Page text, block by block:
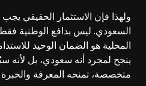
ولهذا فإن الاستثمار الحقيقي
السعودي. ليس بدافع الوطنية
المحلية هو الضمان الوحيد
ينجح لمجرد أنه سعودي، بل لأنه
متخصصة، تمنحه المعرفة